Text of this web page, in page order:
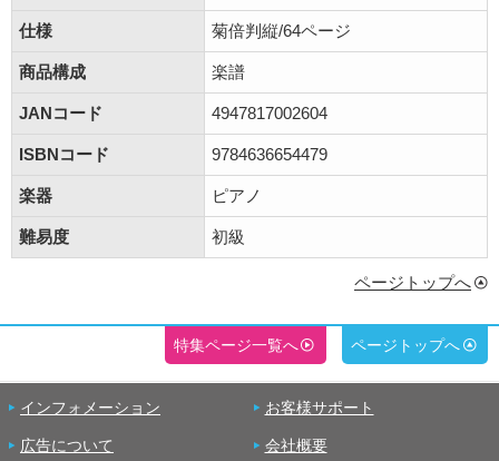
仕様 菊倍判縦/64ページ
商品構成 楽譜
JANコード 4947817002604
ISBNコード 9784636654479
楽器 ピアノ
難易度 初級
ページトップへ
特集ページ一覧へ ページトップへ
インフォメーション お客様サポート
広告について 会社概要